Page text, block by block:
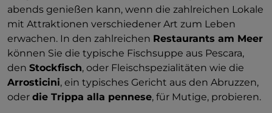
abends genießen kann, wenn die zahlreichen Lokale
mit Attraktionen verschiedener Art zum Leben
erwachen. In den zahlreichen Restaurants am Meer
können Sie die typische Fischsuppe aus Pescara,
den Stockfisch, oder Fleischspezialitäten wie die
Arrosticini, ein typisches Gericht aus den Abruzzen,
oder die Trippa alla pennese, für Mutige, probieren.